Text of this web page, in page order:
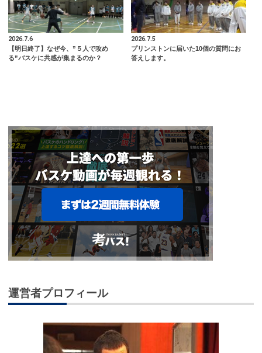
2026.7.6
【明日終了】なぜ今、”５人で攻め
る”バスケに共感が集まるのか？
2026.7.5
プリンストンに届いた10個の質問にお
答えします。
運営者プロフィール